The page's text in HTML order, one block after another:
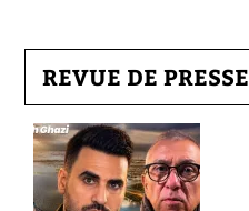
REVUE DE PRESSE